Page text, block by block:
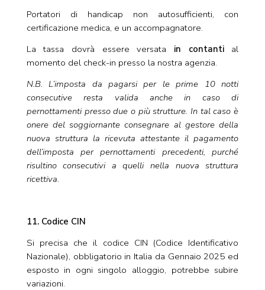
Portatori di handicap non autosufficienti, con
certificazione medica, e un accompagnatore.
La tassa dovrà essere versata in contantial
momento del check-in presso la nostra agenzia.
N.B. L’imposta da pagarsi per le prime 10 notti
consecutive resta valida anche in caso di
pernottamenti presso due o più strutture. In tal caso è
onere del soggiornante consegnare al gestore della
nuova struttura la ricevuta attestante il pagamento
dell’imposta per pernottamenti precedenti, purché
risultino consecutivi a quelli nella nuova struttura
ricettiva.
11. Codice CIN
Si precisa che il codice CIN (Codice Identificativo
Nazionale), obbligatorio in Italia da Gennaio 2025 ed
esposto in ogni singolo alloggio, potrebbe subire
variazioni.